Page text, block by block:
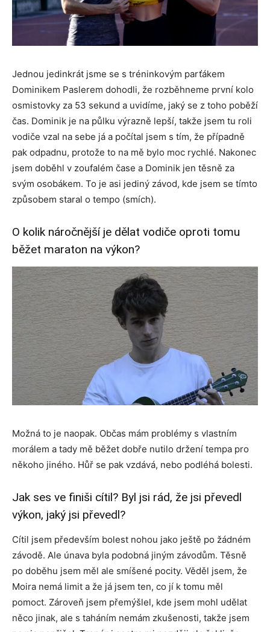
Jednou jedinkrát jsme se s tréninkovým parťákem
Dominikem Paslerem dohodli, že rozběhneme první kolo
osmistovky za 53 sekund a uvidíme, jaký se z toho poběží
čas. Dominik je na půlku výrazně lepší, takže jsem tu roli
vodiče vzal na sebe já a počítal jsem s tím, že případně
pak odpadnu, protože to na mě bylo moc rychlé. Nakonec
jsem doběhl v zoufalém čase a Dominik jen těsně za
svým osobákem. To je asi jediný závod, kde jsem se tímto
způsobem staral o tempo (smích).
O kolik náročnější je dělat vodiče oproti tomu
běžet maraton na výkon?
Možná to je naopak. Občas mám problémy s vlastním
morálem a tady mě běžet dobře nutilo držení tempa pro
někoho jiného. Hůř se pak vzdává, nebo podléhá bolesti.
Jak ses ve finiši cítil? Byl jsi rád, že jsi převedl
výkon, jaký jsi převedl?
Cítil jsem především bolest nohou jako ještě po žádném
závodě. Ale únava byla podobná jiným závodům. Těsně
po doběhu jsem měl ale smíšené pocity. Věděl jsem, že
Moira nemá limit a že já jsem ten, co jí k tomu měl
pomoct. Zároveň jsem přemýšlel, kde jsem mohl udělat
něco jinak, ale s taháním nemám zkušenosti, takže jsem